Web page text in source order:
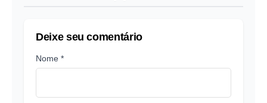
Deixe seu comentário
Nome *